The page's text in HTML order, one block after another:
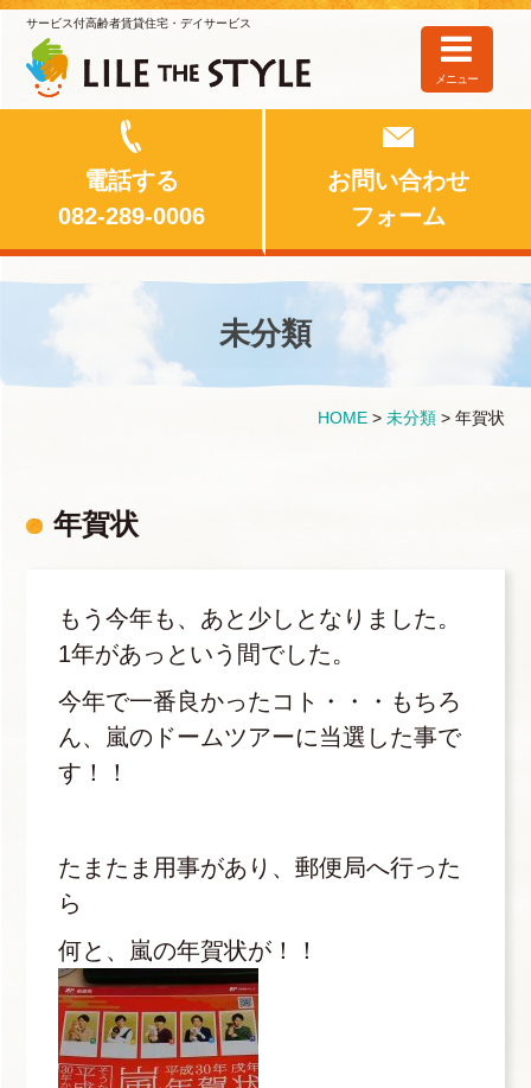
サービス付高齢者賃貸住宅・デイサービス
メニュー
電話する
082-289-0006
お問い合わせ
フォーム
未分類
HOME> 未分類> 年賀状
年賀状
もう今年も、あと少しとなりました。
1年があっという間でした。
今年で一番良かったコト・・・もちろ
ん、嵐のドームツアーに当選した事で
す！！
たまたま用事があり、郵便局へ行った
ら
何と、嵐の年賀状が！！